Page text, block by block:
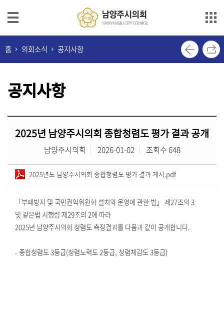
본문으로 바로가기
메인메뉴 바로가기
의
회
내
원
소
의
정
동
의
소
홈 의회소식 공지사항
공지사항
2025년 남양주시의회 종합청렴도 평가 결과 공개
남양주시의회 2026-01-02 조회수 648
2025년도 남양주시의회 종합청렴도 평가 결과 게시.pdf
「부패방지 및 국민권익위원회 설치와 운영에 관한 법」 제27조의 3
및 같은법 시행령 제29조의 2에 따라
2025년 남양주시의회 청렴도 측정결과를 다음과 같이 공개합니다.
- 종합청렴도 3등급(청렴노력도 2등급, 청렴체감도 3등급)